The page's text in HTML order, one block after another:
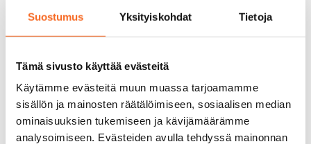
Suostumus Yksityiskohdat Tietoja
Tämä sivusto käyttää evästeitä
Käytämme evästeitä muun muassa tarjoamamme
sisällön ja mainosten räätälöimiseen, sosiaalisen median
ominaisuuksien tukemiseen ja kävijämäärämme
analysoimiseen. Evästeiden avulla tehdyssä mainonnan
Kotivakuutus
Pakollinen, ei sisälly vuokraan
Vesimaksu
27 €/hlö/kk
Sähkömaksu
Vuokralainen solmii itse sähkösopimuksen.